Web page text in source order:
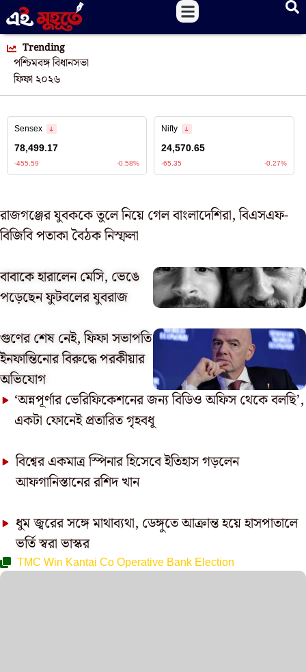
Trending
পশ্চিমবঙ্গ বিধানসভা
ফিফা ২০২৬
রাজগঞ্জের যুবককে তুলে নিয়ে গেল বাংলাদেশিরা, বিএসএফ-
বিজিবি পতাকা বৈঠক নিস্ফলা
বাবাকে হারালেন মেসি, ভেঙে
পড়েছেন ফুটবলের যুবরাজ
গুণের শেষ নেই, ফিফা সভাপতি
ইনফান্তিনোর বিরুদ্ধে পরকীয়ার
অভিযোগ
‘অন্নপূর্ণার ভেরিফিকেশনের জন্য বিডিও অফিস থেকে বলছি’,
একটা ফোনেই প্রতারিত গৃহবধূ
বিশ্বের একমাত্র স্পিনার হিসেবে ইতিহাস গড়লেন
আফগানিস্তানের রশিদ খান
ধুম জ্বরের সঙ্গে মাথাব্যথা, ডেঙ্গুতে আক্রান্ত হয়ে হাসপাতালে
ভর্তি স্বরা ভাস্কর
TMC Win Kantai Co Operative Bank Election